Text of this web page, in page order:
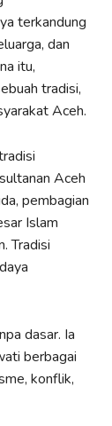
terkandung
dan
itu,
tradisi,
Aceh.
Aceh
pembagian
Islam
Tradisi
dasar. Ia
berbagai
konflik,